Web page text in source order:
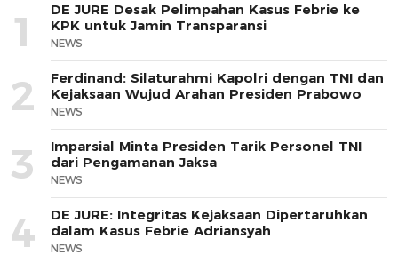
1
DE JURE Desak Pelimpahan Kasus Febrie ke
KPK untuk Jamin Transparansi
NEWS
2
Ferdinand: Silaturahmi Kapolri dengan TNI dan
Kejaksaan Wujud Arahan Presiden Prabowo
NEWS
3
Imparsial Minta Presiden Tarik Personel TNI
dari Pengamanan Jaksa
NEWS
4
DE JURE: Integritas Kejaksaan Dipertaruhkan
dalam Kasus Febrie Adriansyah
NEWS